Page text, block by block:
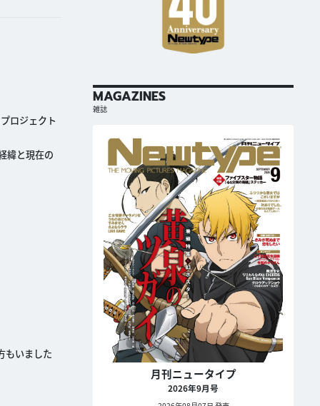
ロジェクト
緯と現在の
もいました
MAGAZINES
雑誌
月刊ニュータイプ
2026年9月号